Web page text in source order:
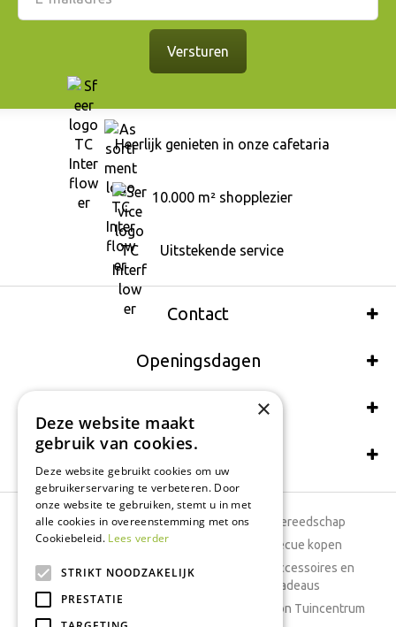
Heerlijk genieten in onze cafetaria
10.000 m² shopplezier
Uitstekende service
Contact
Openingsdagen
Wij accepteren ook:
Schrijf een recensie
Tuincentrum
Dierenwinkel
Tuinplanten
Tuingereedschap
Barbecue kopen
Woonaccessoires en
cadeaus
Cadeaubon Tuincentrum
×
Deze website maakt
gebruik van cookies.
Deze website gebruikt cookies om uw
gebruikerservaring te verbeteren. Door
onze website te gebruiken, stemt u in met
alle cookies in overeenstemming met ons
Cookiebeleid. Lees verder
STRIKT NOODZAKELIJK
PRESTATIE